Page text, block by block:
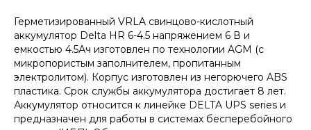
Герметизированный VRLA cвинцово-кислотный
аккумулятор Delta HR 6-4.5 напряжением 6 В и
емкостью 4.5Ач изготовлен по технологии AGM (с
микропористым заполнителем, пропитанным
электролитом). Корпус изготовлен из негорючего ABS
пластика. Срок службы аккумулятора достигает 8 лет.
Аккумулятор относится к линейке DELTA UPS series и
предназначен для работы в системах бесперебойного